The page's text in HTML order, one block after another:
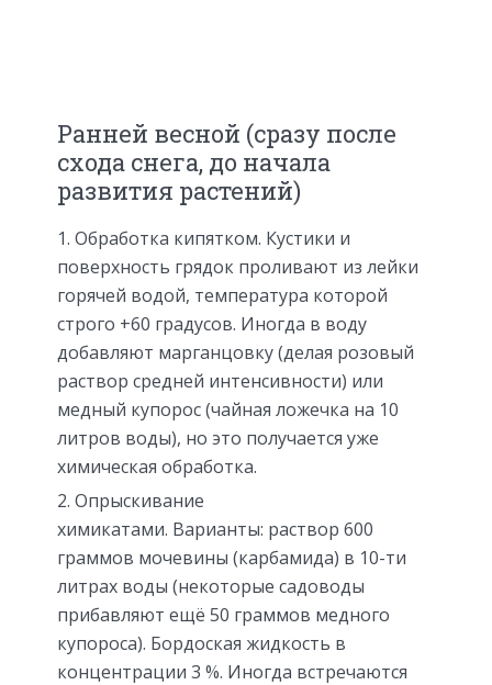
Ранней весной (сразу после
схода снега, до начала
развития растений)
Обработка кипятком. Кустики и
поверхность грядок проливают из лейки
горячей водой, температура которой
строго +60 градусов. Иногда в воду
добавляют марганцовку (делая розовый
раствор средней интенсивности) или
медный купорос (чайная ложечка на 10
литров воды), но это получается уже
химическая обработка.
Опрыскивание
химикатами. Варианты: раствор 600
граммов мочевины (карбамида) в 10-ти
литрах воды (некоторые садоводы
прибавляют ещё 50 граммов медного
купороса). Бордоская жидкость в
концентрации 3 %. Иногда встречаются